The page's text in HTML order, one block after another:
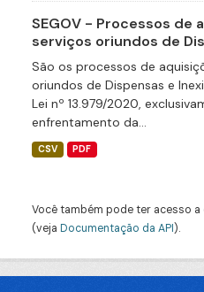
SEGOV - Processos de
serviços oriundos de
São os processos de
oriundos de Dispensas e
Lei nº 13.979/2020,
enfrentamento da...
CSV PDF
Você também pode ter acesso
(veja Documentação da API).